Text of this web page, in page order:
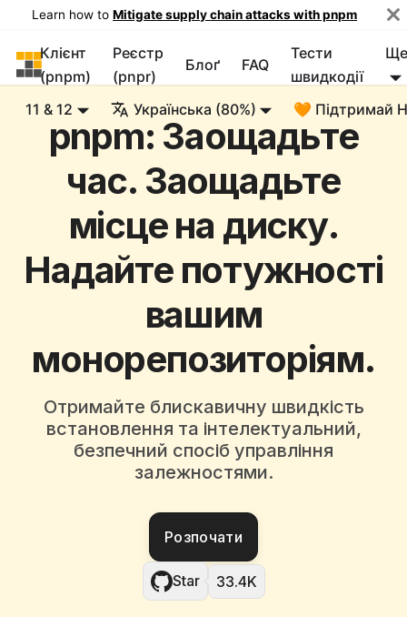
Learn how to Mitigate supply chain attacks with pnpm
pnpm
Клієнт
(pnpm)
Реєстр
(pnpr)
Блоґ FAQ
Тести
швидкодії
Ще
11 & 12 Українська (80%) 🧡 Підтримай
pnpm: Заощадьте
час. Заощадьте
місце на диску.
Надайте потужності
вашим
монорепозиторіям.
Отримайте блискавичну швидкість
встановлення та інтелектуальний,
безпечний спосіб управління
залежностями.
Розпочати
Star 33.4K